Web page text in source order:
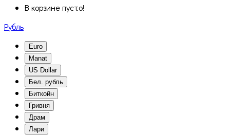
В корзине пусто!
Рубль
Euro
Manat
US Dollar
Бел. рубль
Биткойн
Гривня
Драм
Лари